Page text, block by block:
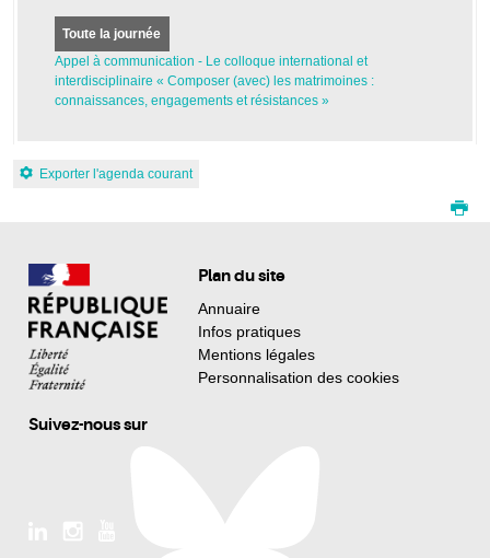
Toute la journée
Appel à communication - Le colloque international et
interdisciplinaire « Composer (avec) les matrimoines :
connaissances, engagements et résistances »
Exporter l'agenda courant
Plan du site
Annuaire
Infos pratiques
Mentions légales
Personnalisation des cookies
Suivez-nous sur